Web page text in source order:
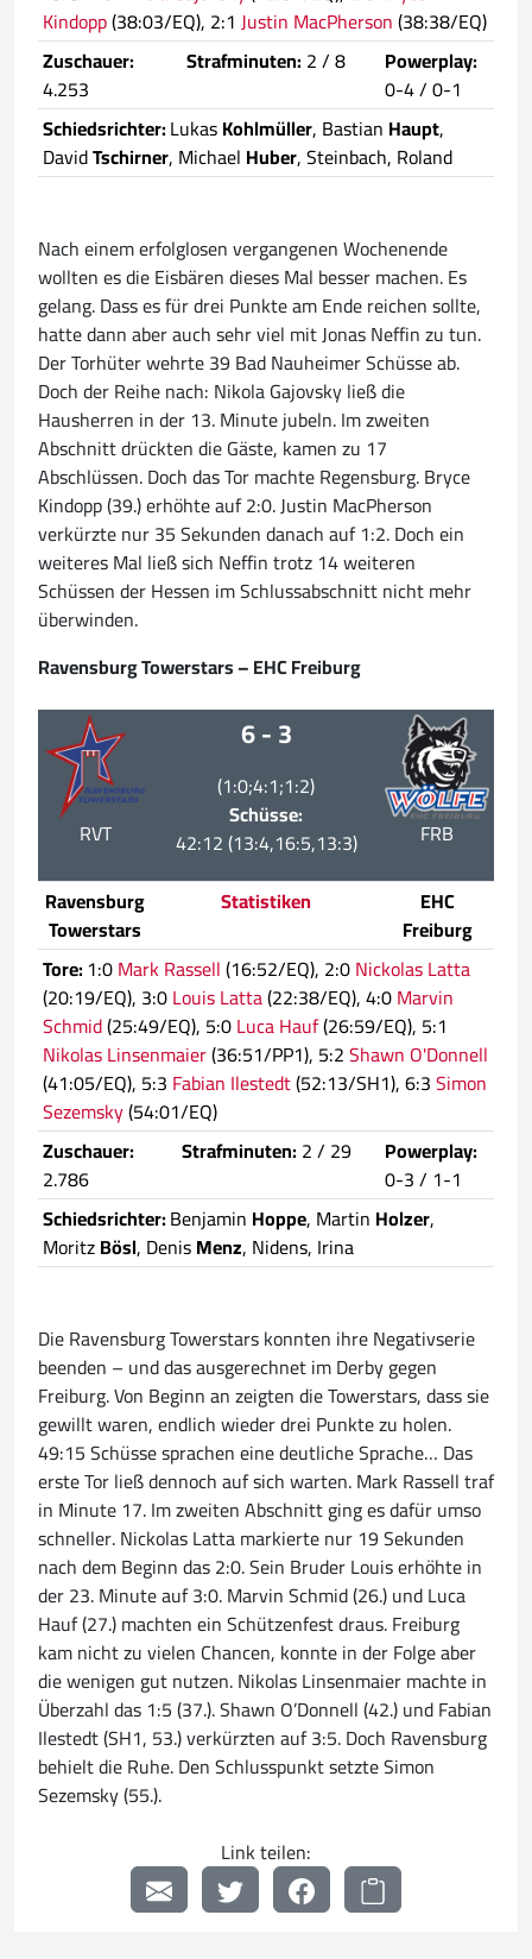
Kindopp(38:03/EQ), 2:1 Justin MacPherson(38:38/EQ)
Zuschauer:
4.253
Strafminuten: 2 / 8
Powerplay:
0-4 / 0-1
Schiedsrichter:LukasKohlmüller, Bastian Haupt,
DavidTschirner, Michael Huber, Steinbach, Roland
Nach einem erfolglosen vergangenen Wochenende
wollten es die Eisbären dieses Mal besser machen. Es
gelang. Dass es für drei Punkte am Ende reichen sollte,
hatte dann aber auch sehr viel mit Jonas Neffin zu tun.
Der Torhüter wehrte 39 Bad Nauheimer Schüsse ab.
Doch der Reihe nach: Nikola Gajovsky ließ die
Hausherren in der 13. Minute jubeln. Im zweiten
Abschnitt drückten die Gäste, kamen zu 17
Abschlüssen. Doch das Tor machte Regensburg. Bryce
Kindopp (39.) erhöhte auf 2:0. Justin MacPherson
verkürzte nur 35 Sekunden danach auf 1:2. Doch ein
weiteres Mal ließ sich Neffin trotz 14 weiteren
Schüssen der Hessen im Schlussabschnitt nicht mehr
überwinden.
Ravensburg Towerstars – EHC Freiburg
RVT
6 - 3
(1:0;4:1;1:2)
Schüsse:
42:12 (13:4,16:5,13:3)
FRB
Ravensburg
Towerstars
Statistiken
EHC
Freiburg
Tore:1:0Mark Rassell(16:52/EQ), 2:0Nickolas Latta
(20:19/EQ), 3:0Louis Latta(22:38/EQ), 4:0Marvin
Schmid(25:49/EQ), 5:0Luca Hauf(26:59/EQ), 5:1
Nikolas Linsenmaier(36:51/PP1), 5:2Shawn O'Donnell
(41:05/EQ), 5:3 Fabian Ilestedt(52:13/SH1), 6:3Simon
Sezemsky(54:01/EQ)
Zuschauer:
2.786
Strafminuten: 2 / 29
Powerplay:
0-3 / 1-1
Schiedsrichter:Benjamin Hoppe, Martin Holzer,
MoritzBösl, DenisMenz, Nidens, Irina
Die Ravensburg Towerstars konnten ihre Negativserie
beenden – und das ausgerechnet im Derby gegen
Freiburg. Von Beginn an zeigten die Towerstars, dass sie
gewillt waren, endlich wieder drei Punkte zu holen.
49:15 Schüsse sprachen eine deutliche Sprache… Das
erste Tor ließ dennoch auf sich warten. Mark Rassell traf
in Minute 17. Im zweiten Abschnitt ging es dafür umso
schneller. Nickolas Latta markierte nur 19 Sekunden
nach dem Beginn das 2:0. Sein Bruder Louis erhöhte in
der 23. Minute auf 3:0. Marvin Schmid (26.) und Luca
Hauf (27.) machten ein Schützenfest draus. Freiburg
kam nicht zu vielen Chancen, konnte in der Folge aber
die wenigen gut nutzen. Nikolas Linsenmaier machte in
Überzahl das 1:5 (37.). Shawn O’Donnell (42.) und Fabian
Ilestedt (SH1, 53.) verkürzten auf 3:5. Doch Ravensburg
behielt die Ruhe. Den Schlusspunkt setzte Simon
Sezemsky (55.).
Link teilen: